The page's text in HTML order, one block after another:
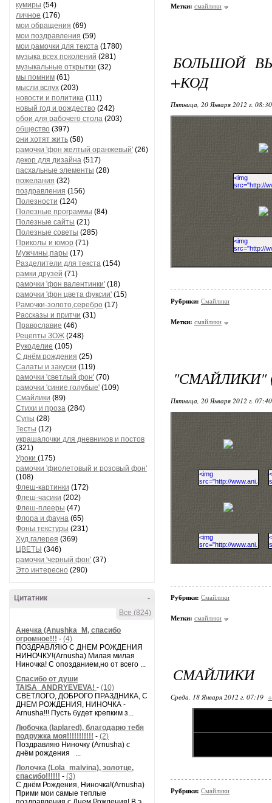
кумиры (54)
личное (176)
мои обращения (69)
мои поздравления (59)
мои рамочки для текста (1780)
музыка всех поколений (281)
музыкальные открытки (32)
мы помним (61)
мысли вслух (203)
новости и политика (111)
новый год и рождество (242)
обои для рабочего стола (203)
общество (397)
они хотят жить (58)
рамочки 'фон желтый оранжевый' (26)
декор для дизайна (517)
пасхальные элементы (28)
пожелания (32)
поздравления (156)
Полезности (124)
Полезные программы (84)
Полезные сайты (21)
Полезные советы (285)
Приколы и юмор (71)
Мужчины,пары (17)
Разделители для текста (154)
рамки друзей (71)
рамочки 'фон валентинки' (18)
рамочки 'фон цвета фуксии' (15)
Рамочки-золото,серебро (17)
Рассказы и притчи (31)
Православие (46)
Рецепты ЗОЖ (248)
Рукоделие (105)
С днём рождения (25)
Салаты и закуски (119)
рамочки 'светлый фон' (70)
рамочки 'синие голубые' (109)
Смайлики (89)
Стихи и проза (284)
Супы (28)
Тесты (12)
украшалочки для дневников и постов
(321)
Уроки (175)
рамочки 'фиолетовый и розовый фон'
(108)
Флеш-картинки (172)
Флеш-часики (202)
Флеш-плееры (47)
Флора и фауна (65)
Фоны текстуры (231)
Худ.галерея (369)
ЦВЕТЫ (346)
рамочки 'черный фон' (37)
Это интересно (290)
-
Цитатник
Все (824)
Анечка (Anushka_M, спасибо
огромное!!! - (4)
ПОЗДРАВЛЯЮ С ДНЕМ РОЖДЕНИЯ
НИНОЧКУ!(Arnusha) Милая милая
Ниночка! С опозданием,но от всего ...
Спасибо от души
TAISA_ANDRYEVEVA! - (10)
СВЕТЛОГО, ДОБРОГО ПРАЗДНИКА, С
ДНЕМ РОЖДЕНИЯ, НИНОЧКА -
Arnusha!!! Пусть будет крепким з...
Любочка (laplared), благодарю тебя
подружка моя!!!!!!!!!!! - (2)
Поздравляю Ниночку (Arnusha) с
днём рождения ...
Лолочка (Lola_malvina), золотце,
спасибо!!!!!! - (3)
С днём Рождения, Ниночка!(Аrnusha)
Прими мои самые теплые
Метки: cмайлики
БОЛЬШОЙ
+КОД
Пятница, 20 Января 2012 г.
Рубрики: Смайлики
Метки: смайлики
"СМАЙЛИКИ"
Пятница, 20 Января 2012 г.
Рубрики: Смайлики
Метки: смайлики
СМАЙЛИКИ
Среда, 18 Января 2012 г. 07:19
Рубрики: Смайлики